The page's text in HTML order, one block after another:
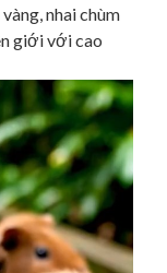
nhai chùm
giới với cao